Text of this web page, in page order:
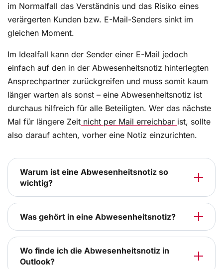
im Normalfall das Verständnis und das Risiko eines
verärgerten Kunden bzw. E-Mail-Senders sinkt im
gleichen Moment.
Im Idealfall kann der Sender einer E-Mail jedoch
einfach auf den in der Abwesenheitsnotiz hinterlegten
Ansprechpartner zurückgreifen und muss somit kaum
länger warten als sonst – eine Abwesenheitsnotiz ist
durchaus hilfreich für alle Beteiligten. Wer das nächste
Mal für längere Zeit nicht per Mail erreichbar ist, sollte
also darauf achten, vorher eine Notiz einzurichten.
Warum ist eine Abwesenheitsnotiz so
wichtig?
Was gehört in eine Abwesenheitsnotiz?
Wo finde ich die Abwesenheitsnotiz in
Outlook?